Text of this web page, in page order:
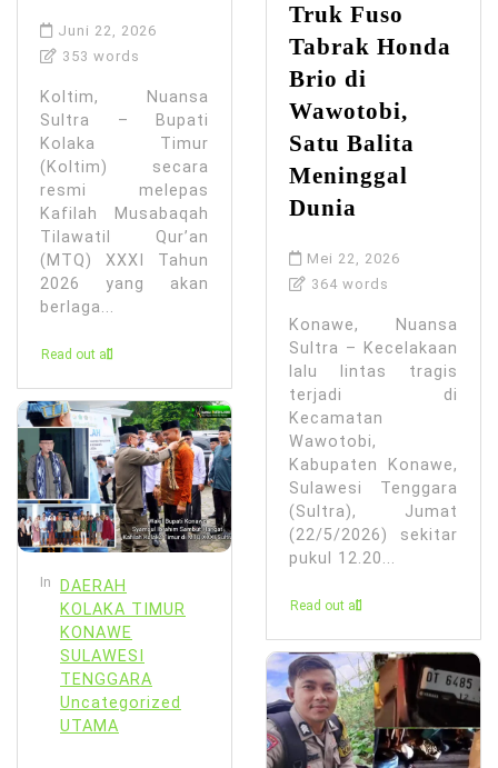
Juni 22, 2026
353 words
Koltim, Nuansa
Sultra – Bupati
Kolaka Timur
(Koltim) secara
resmi melepas
Kafilah Musabaqah
Tilawatil Qur’an
(MTQ) XXXI Tahun
2026 yang akan
berlaga...
Read out all
In
DAERAH
KOLAKA TIMUR
KONAWE
SULAWESI
TENGGARA
Uncategorized
UTAMA
Truk Fuso
Tabrak Honda
Brio di
Wawotobi,
Satu Balita
Meninggal
Dunia
Mei 22, 2026
364 words
Konawe, Nuansa
Sultra – Kecelakaan
lalu lintas tragis
terjadi di
Kecamatan
Wawotobi,
Kabupaten Konawe,
Sulawesi Tenggara
(Sultra), Jumat
(22/5/2026) sekitar
pukul 12.20...
Read out all